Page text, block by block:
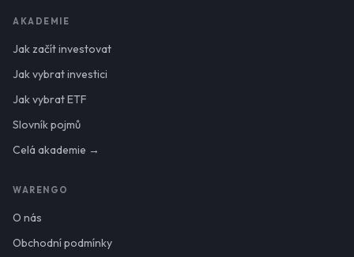
AKADEMIE
Jak začít investovat
Jak vybrat investici
Jak vybrat ETF
Slovník pojmů
Celá akademie →
WARENGO
O nás
Obchodní podmínky